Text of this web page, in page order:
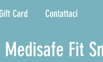
Card Contattaci
Medisafe Fit